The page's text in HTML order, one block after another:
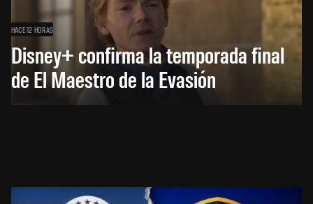
HACE 12 HORAS
Disney+ confirma la temporada final
de El Maestro de la Evasión